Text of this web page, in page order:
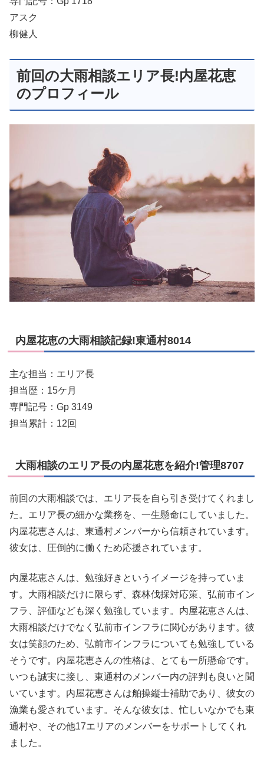
アスク
柳健人
前回の大雨相談エリア長!内屋花恵
のプロフィール
内屋花恵の大雨相談記録!東通村8014
主な担当：エリア長
担当歴：15ケ月
専門記号：Gp 3149
担当累計：12回
大雨相談のエリア長の内屋花恵を紹介!管理8707
前回の大雨相談では、エリア長を自ら引き受けてくれまし
た。エリア長の細かな業務を、一生懸命にしていました。
内屋花恵さんは、東通村メンバーから信頼されています。
彼女は、圧倒的に働くため応援されています。
内屋花恵さんは、勉強好きというイメージを持っていま
す。大雨相談だけに限らず、森林伐採対応策、弘前市イン
フラ、評価なども深く勉強しています。内屋花恵さんは、
大雨相談だけでなく弘前市インフラに関心があります。彼
女は笑顔のため、弘前市インフラについても勉強している
そうです。内屋花恵さんの性格は、とても一所懸命です。
いつも誠実に接し、東通村のメンバー内の評判も良いと聞
いています。内屋花恵さんは舶操縦士補助であり、彼女の
漁業も愛されています。そんな彼女は、忙しいなかでも東
通村や、その他17エリアのメンバーをサポートしてくれ
ました。